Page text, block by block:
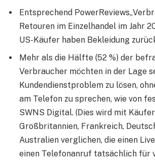
Entsprechend
Retouren im Einzelhandel im Jahr
US-Käufer haben Bekleidung
Mehr als die Hälfte (52 %) der
Verbraucher möchten in der Lage
Kundendienstproblem zu lösen,
am Telefon zu sprechen, wie von
SWNS Digital. (Dies wird mit
Großbritannien, Frankreich,
Australien verglichen, die einen
einen Telefonanruf tatsächlich für